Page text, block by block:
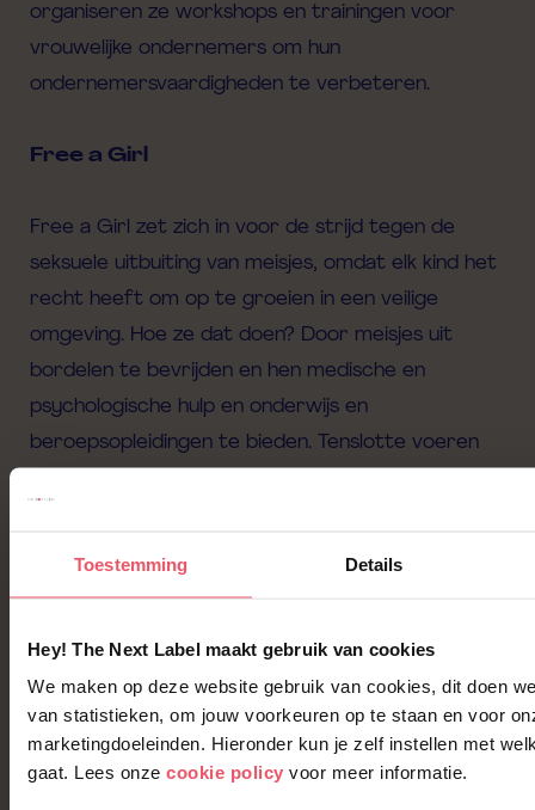
Toestemming Details
Hey! The Next Label maakt gebruik van cookies
We maken op deze website gebruik van cookies, dit doen
van statistieken, om jouw voorkeuren op te staan en voor
marketingdoeleinden. Hieronder kun je zelf instellen met
gaat. Lees onze cookie policy voor meer informatie.
organiseren ze workshops en trainingen voor
vrouwelijke ondernemers om hun
ondernemersvaardigheden te verbeteren.
Free a Girl
Free a Girl zet zich in voor de strijd tegen de
seksuele uitbuiting van meisjes, omdat elk kind het
recht heeft om op te groeien in een veilige
omgeving. Hoe ze dat doen? Door meisjes uit
bordelen te bevrijden en hen medische en
psychologische hulp en onderwijs en
beroepsopleidingen te bieden. Tenslotte voeren
iedereen op om na te denken over hoe jij je kan
inzetten voor meer sociale rechtvaardigheid. Hoe
kan je zelf bijdragen aan hetcreëren van gelijke